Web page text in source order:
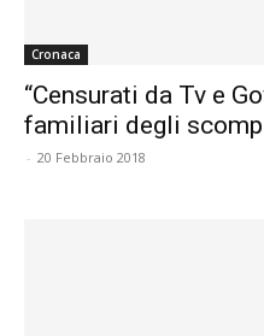
Cronaca
“Censurati da Tv e
familiari degli
- 20 Febbraio 2018